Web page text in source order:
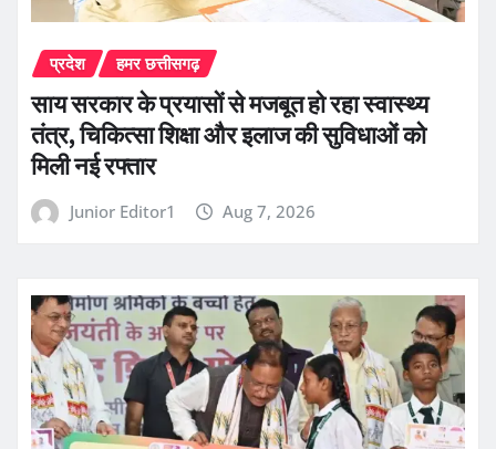
प्रदेश हमर छत्तीसगढ़
साय सरकार के प्रयासों से मजबूत हो रहा स्वास्थ्य
तंत्र, चिकित्सा शिक्षा और इलाज की सुविधाओं को
मिली नई रफ्तार
Junior Editor1 Aug 7, 2026